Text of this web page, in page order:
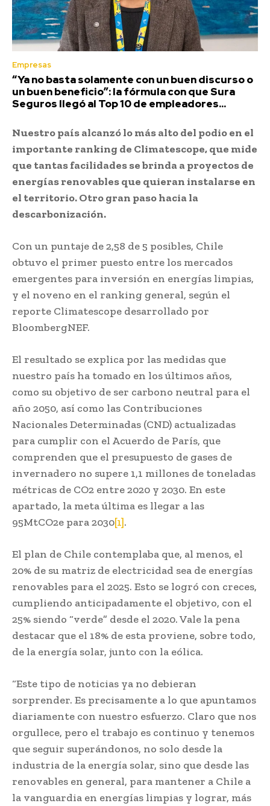
Empresas
“Ya no basta solamente con un buen discurso o
un buen beneficio”: la fórmula con que Sura
Seguros llegó al Top 10 de empleadores...
Nuestro país alcanzó lo más alto del podio en el
importante ranking de Climatescope, que mide
que tantas facilidades se brinda a proyectos de
energías renovables que quieran instalarse en
el territorio. Otro gran paso hacia la
descarbonización.
Con un puntaje de 2,58 de 5 posibles, Chile
obtuvo el primer puesto entre los mercados
emergentes para inversión en energías limpias,
y el noveno en el ranking general, según el
reporte Climatescope desarrollado por
BloombergNEF.
El resultado se explica por las medidas que
nuestro país ha tomado en los últimos años,
como su objetivo de ser carbono neutral para el
año 2050, así como las Contribuciones
Nacionales Determinadas (CND) actualizadas
para cumplir con el Acuerdo de París, que
comprenden que el presupuesto de gases de
invernadero no supere 1,1 millones de toneladas
métricas de CO2 entre 2020 y 2030. En este
apartado, la meta última es llegar a las
95MtCO2e para 2030[1].
El plan de Chile contemplaba que, al menos, el
20% de su matriz de electricidad sea de energías
renovables para el 2025. Esto se logró con creces,
cumpliendo anticipadamente el objetivo, con el
25% siendo “verde” desde el 2020. Vale la pena
destacar que el 18% de esta proviene, sobre todo,
de la energía solar, junto con la eólica.
“Este tipo de noticias ya no debieran
sorprender. Es precisamente a lo que apuntamos
diariamente con nuestro esfuerzo. Claro que nos
orgullece, pero el trabajo es continuo y tenemos
que seguir superándonos, no solo desde la
industria de la energía solar, sino que desde las
renovables en general, para mantener a Chile a
la vanguardia en energías limpias y lograr, más